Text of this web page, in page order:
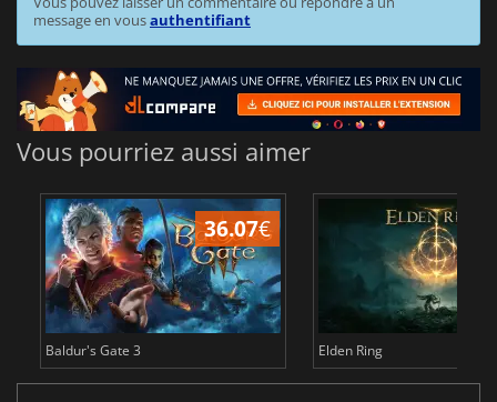
message en vousauthentifiant
Vous pourriez aussi aimer
36.07€
Baldur's Gate 3 Elden Ring